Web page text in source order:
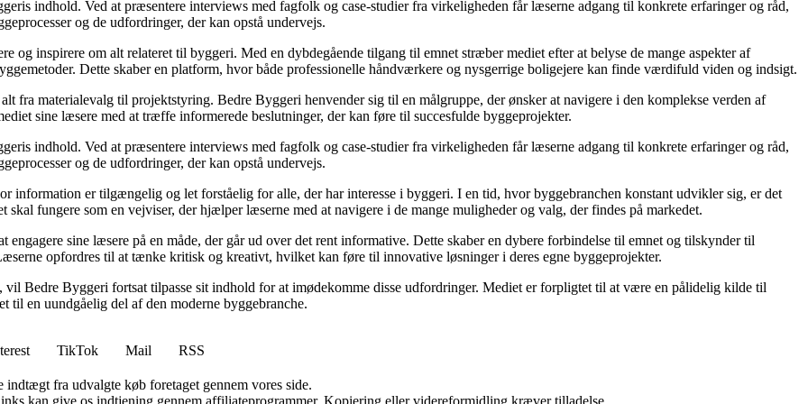
indhold. Ved at præsentere interviews med fagfolk og case-studier fra virkeligheden får læserne adgang til konkrete erfaringer og råd,
og de udfordringer, der kan opstå undervejs.
og inspirere om alt relateret til byggeri. Med en dybdegående tilgang til emnet stræber mediet efter at belyse de mange aspekter af
Dette skaber en platform, hvor både professionelle håndværkere og nysgerrige boligejere kan finde værdifuld viden og indsigt.
fra materialevalg til projektstyring. Bedre Byggeri henvender sig til en målgruppe, der ønsker at navigere i den komplekse verden af
sine læsere med at træffe informerede beslutninger, der kan føre til succesfulde byggeprojekter.
indhold. Ved at præsentere interviews med fagfolk og case-studier fra virkeligheden får læserne adgang til konkrete erfaringer og råd,
og de udfordringer, der kan opstå undervejs.
information er tilgængelig og let forståelig for alle, der har interesse i byggeri. I en tid, hvor byggebranchen konstant udvikler sig, er det
fungere som en vejviser, der hjælper læserne med at navigere i de mange muligheder og valg, der findes på markedet.
sine læsere på en måde, der går ud over det rent informative. Dette skaber en dybere forbindelse til emnet og tilskynder til
opfordres til at tænke kritisk og kreativt, hvilket kan føre til innovative løsninger i deres egne byggeprojekter.
Bedre Byggeri fortsat tilpasse sit indhold for at imødekomme disse udfordringer. Mediet er forpligtet til at være en pålidelig kilde til
til en uundgåelig del af den moderne byggebranche.
TikTok Mail RSS
fra udvalgte køb foretaget gennem vores side.
kan give os indtjening gennem affiliateprogrammer. Kopiering eller videreformidling kræver tilladelse.